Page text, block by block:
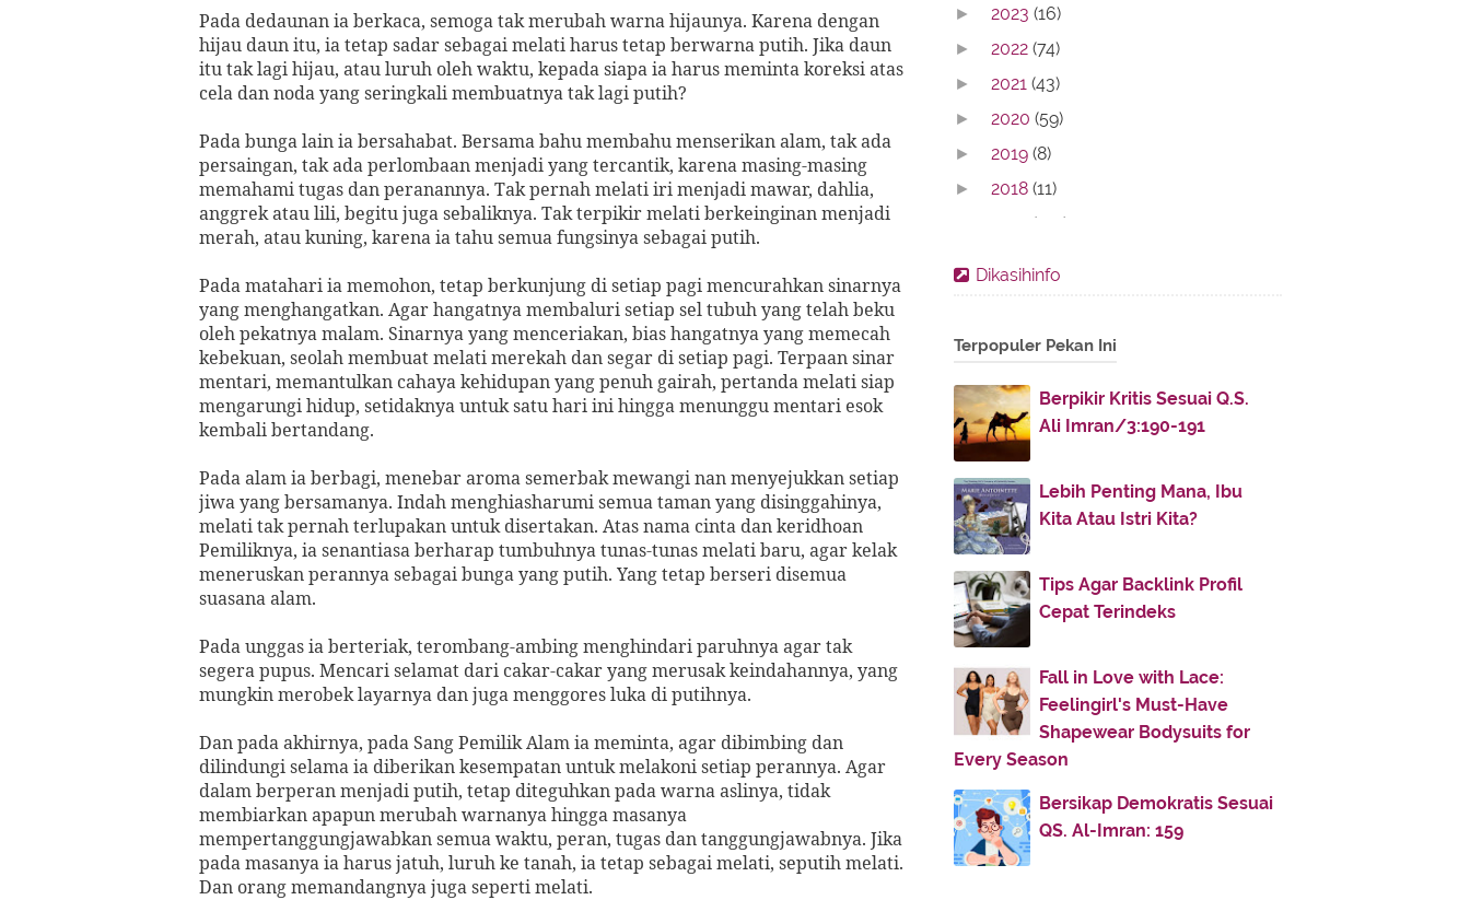
Pada dedaunan ia berkaca, semoga tak merubah warna hijaunya. Karena dengan
hijau daun itu, ia tetap sadar sebagai melati harus tetap berwarna putih. Jika daun
itu tak lagi hijau, atau luruh oleh waktu, kepada siapa ia harus meminta koreksi atas
cela dan noda yang seringkali membuatnya tak lagi putih?
Pada bunga lain ia bersahabat. Bersama bahu membahu menserikan alam, tak ada
persaingan, tak ada perlombaan menjadi yang tercantik, karena masing-masing
memahami tugas dan peranannya. Tak pernah melati iri menjadi mawar, dahlia,
anggrek atau lili, begitu juga sebaliknya. Tak terpikir melati berkeinginan menjadi
merah, atau kuning, karena ia tahu semua fungsinya sebagai putih.
Pada matahari ia memohon, tetap berkunjung di setiap pagi mencurahkan sinarnya
yang menghangatkan. Agar hangatnya membaluri setiap sel tubuh yang telah beku
oleh pekatnya malam. Sinarnya yang menceriakan, bias hangatnya yang memecah
kebekuan, seolah membuat melati merekah dan segar di setiap pagi. Terpaan sinar
mentari, memantulkan cahaya kehidupan yang penuh gairah, pertanda melati siap
mengarungi hidup, setidaknya untuk satu hari ini hingga menunggu mentari esok
kembali bertandang.
Pada alam ia berbagi, menebar aroma semerbak mewangi nan menyejukkan setiap
jiwa yang bersamanya. Indah menghiasharumi semua taman yang disinggahinya,
melati tak pernah terlupakan untuk disertakan. Atas nama cinta dan keridhoan
Pemiliknya, ia senantiasa berharap tumbuhnya tunas-tunas melati baru, agar kelak
meneruskan perannya sebagai bunga yang putih. Yang tetap berseri disemua
suasana alam.
Pada unggas ia berteriak, terombang-ambing menghindari paruhnya agar tak
segera pupus. Mencari selamat dari cakar-cakar yang merusak keindahannya, yang
mungkin merobek layarnya dan juga menggores luka di putihnya.
Dan pada akhirnya, pada Sang Pemilik Alam ia meminta, agar dibimbing dan
dilindungi selama ia diberikan kesempatan untuk melakoni setiap perannya. Agar
dalam berperan menjadi putih, tetap diteguhkan pada warna aslinya, tidak
membiarkan apapun merubah warnanya hingga masanya
mempertanggungjawabkan semua waktu, peran, tugas dan tanggungjawabnya. Jika
pada masanya ia harus jatuh, luruh ke tanah, ia tetap sebagai melati, seputih melati.
Dan orang memandangnya juga seperti melati.
► 2023 (16)
► 2022 (74)
► 2021 (43)
► 2020 (59)
► 2019 (8)
► 2018 (11)
(142)
►
► November(7)
► October(9)
► April
► March(8)
▼ February
U Jump I Jump ...
Tips (khusus) Untuk Calon
Pengantin Baru
Silakan Pengantin Berhias,
Asalkan....
Seputih Melati
Sebuah Teladan
Sang Pengajak
Rumahku Tempat Sujudku
Dikasihinfo
Terpopuler Pekan Ini
Berpikir Kritis Sesuai Q.S.
Ali Imran/3:190-191
Lebih Penting Mana, Ibu
Kita Atau Istri Kita?
Tips Agar Backlink Profil
Cepat Terindeks
Fall in Love with Lace:
Feelingirl's Must-Have
Shapewear Bodysuits for
Every Season
Bersikap Demokratis Sesuai
QS. Al-Imran: 159